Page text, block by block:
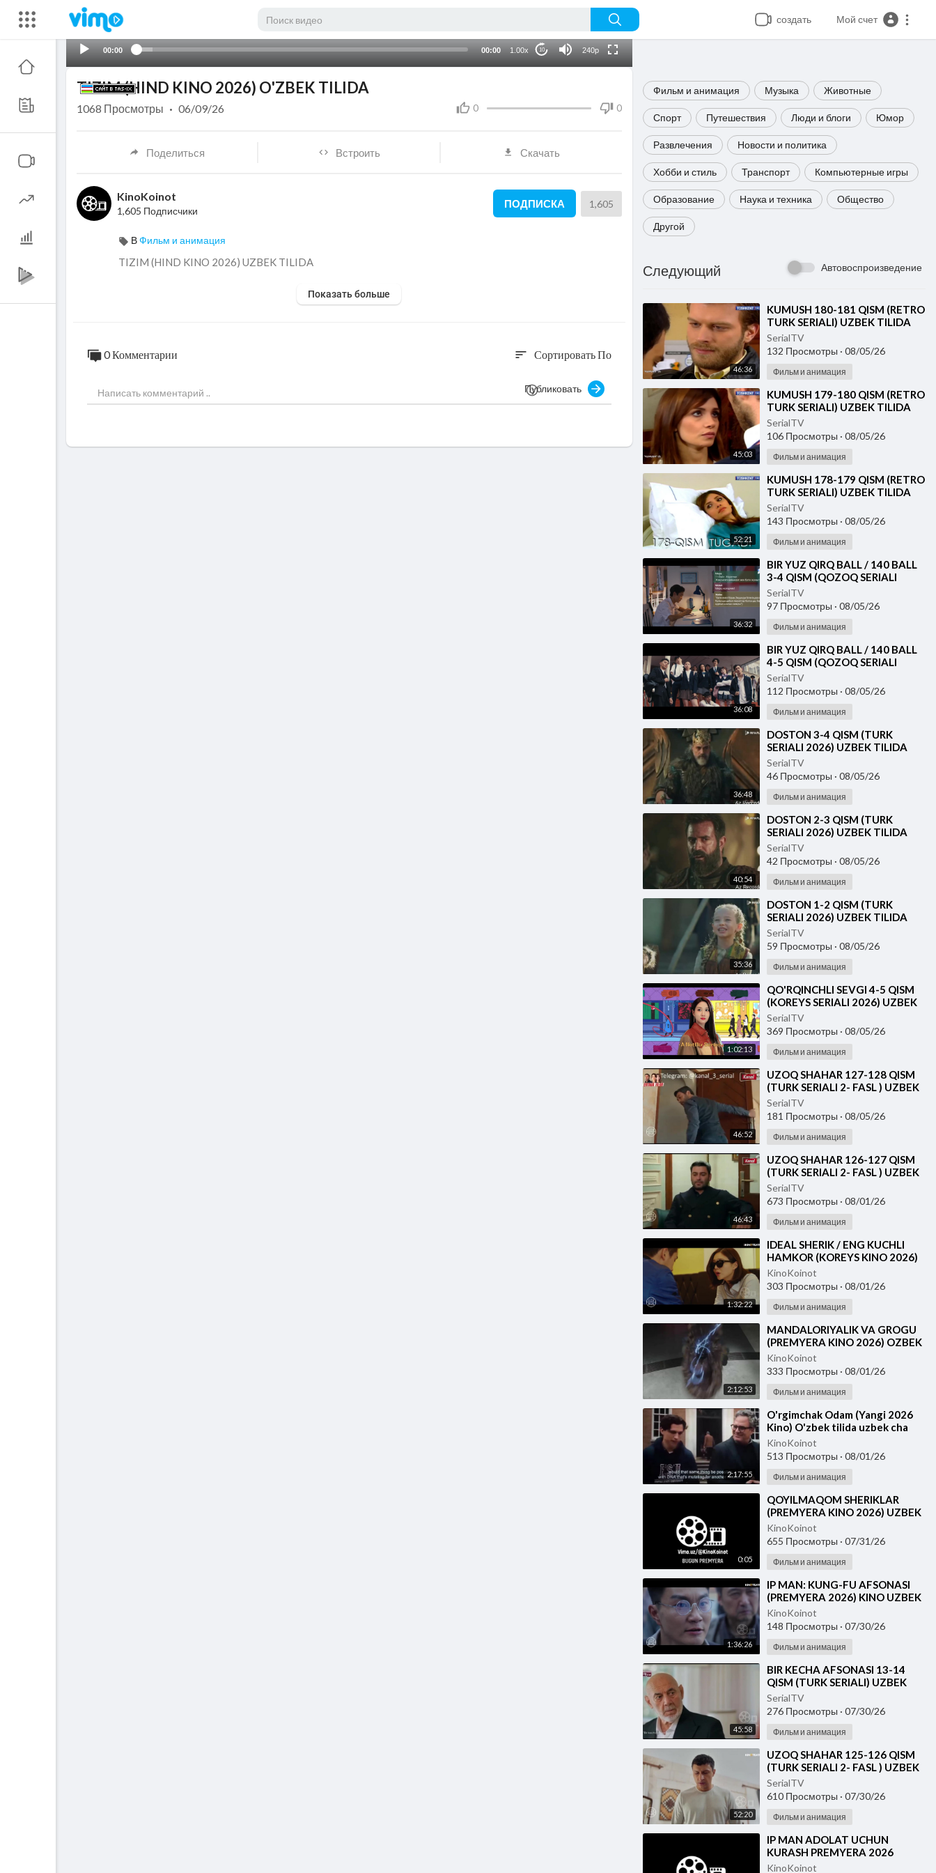
создать Мой счет
00:00 00:00 1.00x 10 240p
Фильм и анимация Музыка Животные
Спорт Путешествия Люди и блоги Юмор
Развлечения Новости и политика
Хобби и стиль Транспорт Компьютерные игры
Образование Наука и техника Общество
Другой
Следующий Автовоспроизведение
46:36
⁣KUMUSH 180-181 QISM (RETRO
TURK SERIALI) UZBEK TILIDA
SerialTV
132 Просмотры · 08/05/26
Фильм и анимация
45:03
⁣KUMUSH 179-180 QISM (RETRO
TURK SERIALI) UZBEK TILIDA
SerialTV
106 Просмотры · 08/05/26
Фильм и анимация
52:21
⁣KUMUSH 178-179 QISM (RETRO
TURK SERIALI) UZBEK TILIDA
SerialTV
143 Просмотры · 08/05/26
Фильм и анимация
36:32
⁣⁣BIR YUZ QIRQ BALL / 140 BALL
3-4 QISM (QOZOQ SERIALI
2026) UZBEK TILIDA
SerialTV
97 Просмотры · 08/05/26
Фильм и анимация
36:08
⁣⁣BIR YUZ QIRQ BALL / 140 BALL
4-5 QISM (QOZOQ SERIALI
2026) UZBEK TILIDA
SerialTV
112 Просмотры · 08/05/26
Фильм и анимация
36:48
⁣DOSTON 3-4 QISM (TURK
SERIALI 2026) UZBEK TILIDA
SerialTV
46 Просмотры · 08/05/26
Фильм и анимация
40:54
⁣DOSTON 2-3 QISM (TURK
SERIALI 2026) UZBEK TILIDA
SerialTV
42 Просмотры · 08/05/26
Фильм и анимация
35:36
⁣DOSTON 1-2 QISM (TURK
SERIALI 2026) UZBEK TILIDA
SerialTV
59 Просмотры · 08/05/26
Фильм и анимация
1:02:13
⁣⁣QO'RQINCHLI SEVGI 4-5 QISM
(KOREYS SERIALI 2026) UZBEK
TILIDA
SerialTV
369 Просмотры · 08/05/26
Фильм и анимация
46:52
⁣UZOQ SHAHAR 127-128 QISM
(TURK SERIALI 2- FASL ) UZBEK
TILIDA
SerialTV
181 Просмотры · 08/05/26
Фильм и анимация
46:43
⁣UZOQ SHAHAR 126-127 QISM
(TURK SERIALI 2- FASL ) UZBEK
TILIDA
SerialTV
673 Просмотры · 08/01/26
Фильм и анимация
1:32:22
⁣IDEAL SHERIK / ENG KUCHLI
HAMKOR (KOREYS KINO 2026)
UZBEK TILIDA
KinoKoinot
303 Просмотры · 08/01/26
Фильм и анимация
2:12:53
⁣MANDALORIYALIK VA GROGU
(PREMYERA KINO 2026) OZBEK
TILIDA
KinoKoinot
333 Просмотры · 08/01/26
Фильм и анимация
2:17:55
⁣O'rgimchak Odam (Yangi 2026
Kino) O'zbek tilida uzbek cha
KinoKoinot
513 Просмотры · 08/01/26
Фильм и анимация
0:05
⁣QOYILMAQOM SHERIKLAR
(PREMYERA KINO 2026) UZBEK
TILIDA
KinoKoinot
655 Просмотры · 07/31/26
Фильм и анимация
1:36:26
⁣IP MAN: KUNG-FU AFSONASI
(PREMYERA 2026) KINO UZBEK
TILIDA - SKACHAT
KinoKoinot
148 Просмотры · 07/30/26
Фильм и анимация
45:58
⁣BIR KECHA AFSONASI 13-14
QISM (TURK SERIALI) UZBEK
TILIDA
SerialTV
276 Просмотры · 07/30/26
Фильм и анимация
52:20
⁣UZOQ SHAHAR 125-126 QISM
(TURK SERIALI 2- FASL ) UZBEK
TILIDA
SerialTV
610 Просмотры · 07/30/26
Фильм и анимация
⁣IP MAN ADOLAT UCHUN
KURASH PREMYERA 2026
UZBEK TILIDA
KinoKoinot
TIZIM (HIND KINO 2026) O'ZBEK TILIDA
0 0
1068 Просмотры · 06/09/26
Поделиться Встроить Скачать
KinoKoinot
1,605 Подписчики
ПОДПИСКА 1,605
ВФильм и анимация
⁣TIZIM (HIND KINO 2026) UZBEK TILIDA
Показать больше
0 Комментарии sort Сортировать По
Публиковать